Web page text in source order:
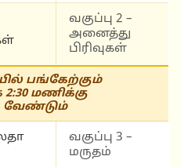
வகுப்பு 2 –
அனைத்து
பிரிவுகள்
பங்கேற்கும்
மணிக்கு
வேண்டும்
வகுப்பு 3 –
மருதம்